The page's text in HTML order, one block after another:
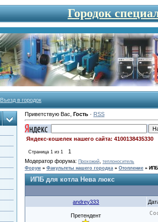
Городок
Въезд в городок
Приветствую Вас Гость· RSS
Яндекс-кошелек нашего сайта: 4100138435330
Страница 1 из 1
1
Модератор форума: Прохожий, теплоноситель
Форум » Факультеты нашего городка » Отопление »
ИПБ для котла Нева люкс
andrey333
Претендент